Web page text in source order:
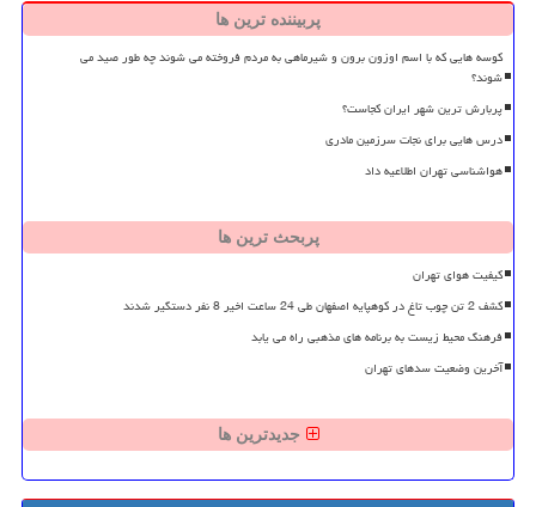
پربیننده ترین ها
کوسه هایی که با اسم اوزون برون و شیرماهی به مردم فروخته می شوند چه طور صید می
شوند؟
پربارش ترین شهر ایران کجاست؟
درس هایی برای نجات سرزمین مادری
هواشناسی تهران اطلاعیه داد
پربحث ترین ها
کیفیت هوای تهران
کشف 2 تن چوب تاغ در کوهپایه اصفهان طی 24 ساعت اخیر 8 نفر دستگیر شدند
فرهنگ محیط زیست به برنامه های مذهبی راه می یابد
آخرین وضعیت سدهای تهران
جدیدترین ها